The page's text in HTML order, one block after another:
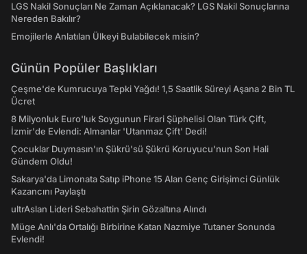
LGS Nakil Sonuçları Ne Zaman Açıklanacak? LGS Nakil Sonuçlarına
Nereden Bakılır?
Emojilerle Anlatılan Ülkeyi Bulabilecek misin?
Günün Popüler Başlıkları
Çeşme'de Kumrucuya Tepki Yağdı! 1,5 Saatlik Süreyi Aşana 2 Bin TL
Ücret
8 Milyonluk Euro'luk Soygunun Firari Şüphelisi Olan Türk Çift,
İzmir'de Evlendi: Almanlar 'Utanmaz Çift' Dedi!
Çocuklar Duymasın'ın Şükrü'sü Şükrü Koruyucu'nun Son Hali
Gündem Oldu!
Sakarya'da Limonata Satıp iPhone 15 Alan Genç Girişimci Günlük
Kazancını Paylaştı
ultrAslan Lideri Sebahattin Şirin Gözaltına Alındı
Müge Anlı'da Ortalığı Birbirine Katan Nazmiye Tutaner Sonunda
Evlendi!